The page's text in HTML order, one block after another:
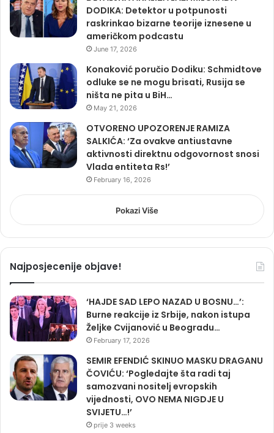
DODIKA: Detektor u potpunosti
raskrinkao bizarne teorije iznesene u
američkom podcastu
June 17, 2026
Konaković poručio Dodiku: Schmidtove
odluke se ne mogu brisati, Rusija se
ništa ne pita u BiH…
May 21, 2026
OTVORENO UPOZORENJE RAMIZA
SALKIĆA: ‘Za ovakve antiustavne
aktivnosti direktnu odgovornost snosi
Vlada entiteta Rs!’
February 16, 2026
Pokazi Više
Najposjecenije objave!
‘HAJDE SAD LEPO NAZAD U BOSNU…’:
Burne reakcije iz Srbije, nakon istupa
Željke Cvijanović u Beogradu…
February 17, 2026
SEMIR EFENDIĆ SKINUO MASKU DRAGANU
ČOVIĆU: ‘Pogledajte šta radi taj
samozvani nositelj evropskih
vijednosti, OVO NEMA NIGDJE U
SVIJETU…!’
prije 3 weeks